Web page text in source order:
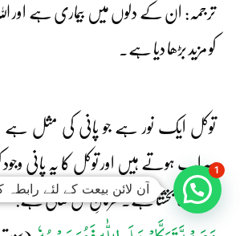
ترجمہ: ان کے دلوں میں بیماری ہے اور
کو مزید بڑھا دیا ہے۔
توکل ایک نور ہے جو پانی کی مثل ہے
سیراب ہوتے ہیں اور توکل کا یہ پانی
جمعیت بخشتا ہے۔ فرمانِ حق تعالیٰ ہے:
آن لائن بیعت کے لئے رابطہ
1